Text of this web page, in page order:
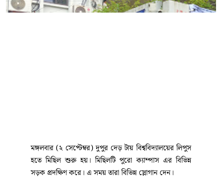
মঙ্গলবার (২ সেপ্টেম্বর) দুপুর দেড় টায় বিশ্ববিদ্যালয়ের লিপুস
হতে মিছিল শুরু হয়। মিছিলটি পুরো ক্যাম্পাস এর বিভিন্ন
সড়ক প্রদক্ষিণ করে। এ সময় তারা বিভিন্ন স্লোগান দেন।